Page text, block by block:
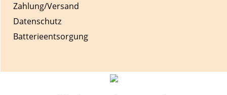
Zahlung/Versand
Datenschutz
Batterieentsorgung